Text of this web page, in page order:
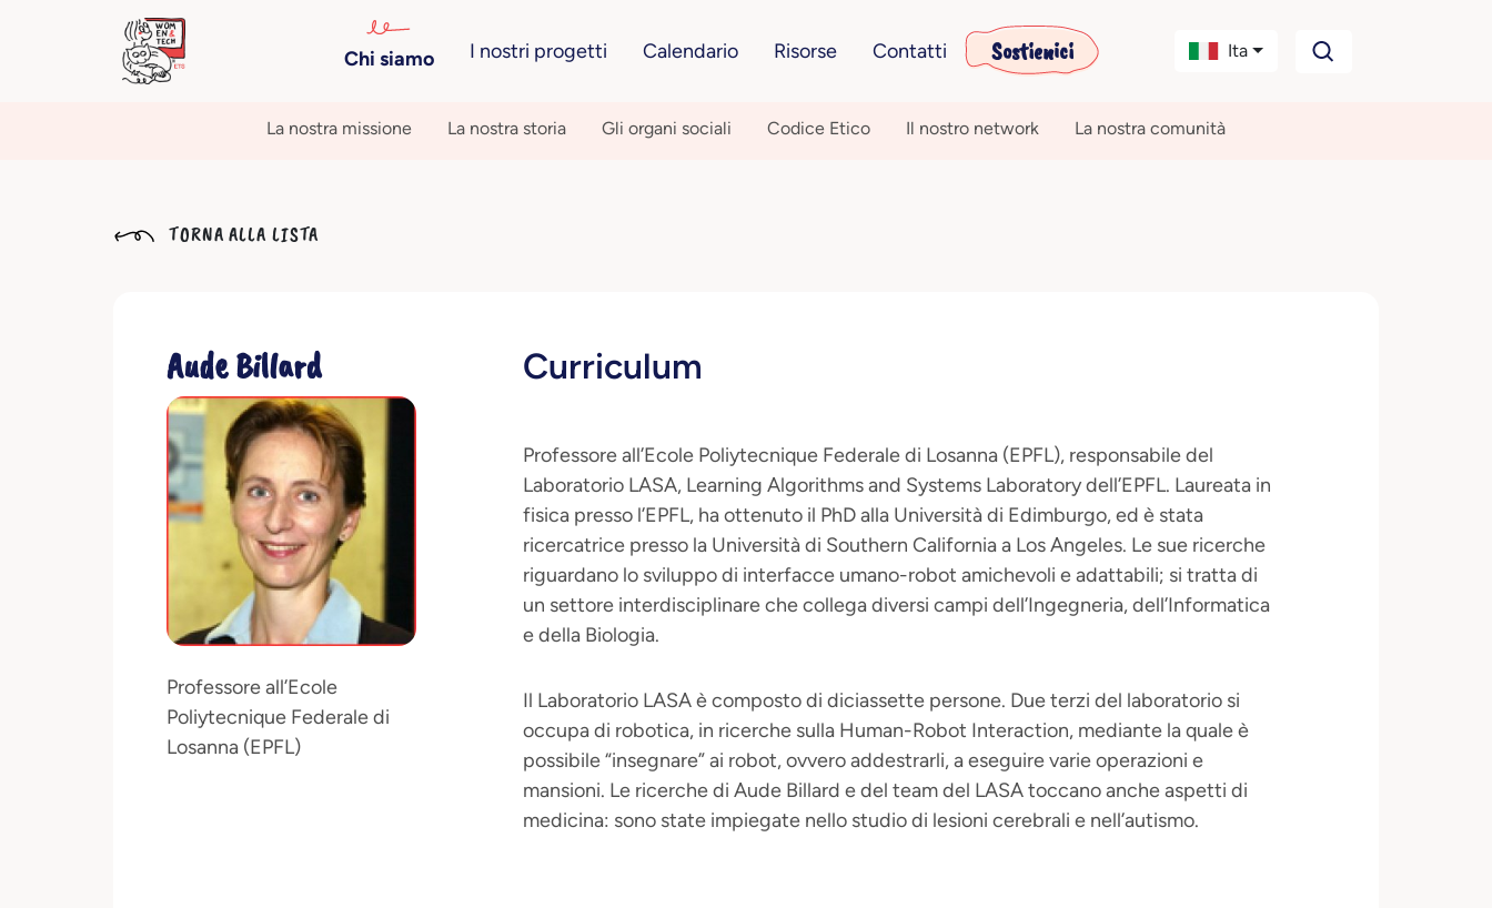
Chi siamo I nostri progetti Calendario Risorse Contatti Sostienici Ita
La nostra missione La nostra storia Gli organi sociali Codice Etico Il nostro network La nostra comunità
TORNA ALLA LISTA
Aude Billard
Professore all’Ecole
Poliytecnique Federale di
Losanna (EPFL)
Curriculum
Professore all’Ecole Poliytecnique Federale di Losanna (EPFL), responsabile del
Laboratorio LASA, Learning Algorithms and Systems Laboratory dell’EPFL. Laureata in
fisica presso l’EPFL, ha ottenuto il PhD alla Università di Edimburgo, ed è stata
ricercatrice presso la Università di Southern California a Los Angeles. Le sue ricerche
riguardano lo sviluppo di interfacce umano-robot amichevoli e adattabili; si tratta di
un settore interdisciplinare che collega diversi campi dell’Ingegneria, dell’Informatica
e della Biologia.
Il Laboratorio LASA è composto di diciassette persone. Due terzi del laboratorio si
occupa di robotica, in ricerche sulla Human-Robot Interaction, mediante la quale è
possibile “insegnare” ai robot, ovvero addestrarli, a eseguire varie operazioni e
mansioni. Le ricerche di Aude Billard e del team del LASA toccano anche aspetti di
medicina: sono state impiegate nello studio di lesioni cerebrali e nell’autismo.